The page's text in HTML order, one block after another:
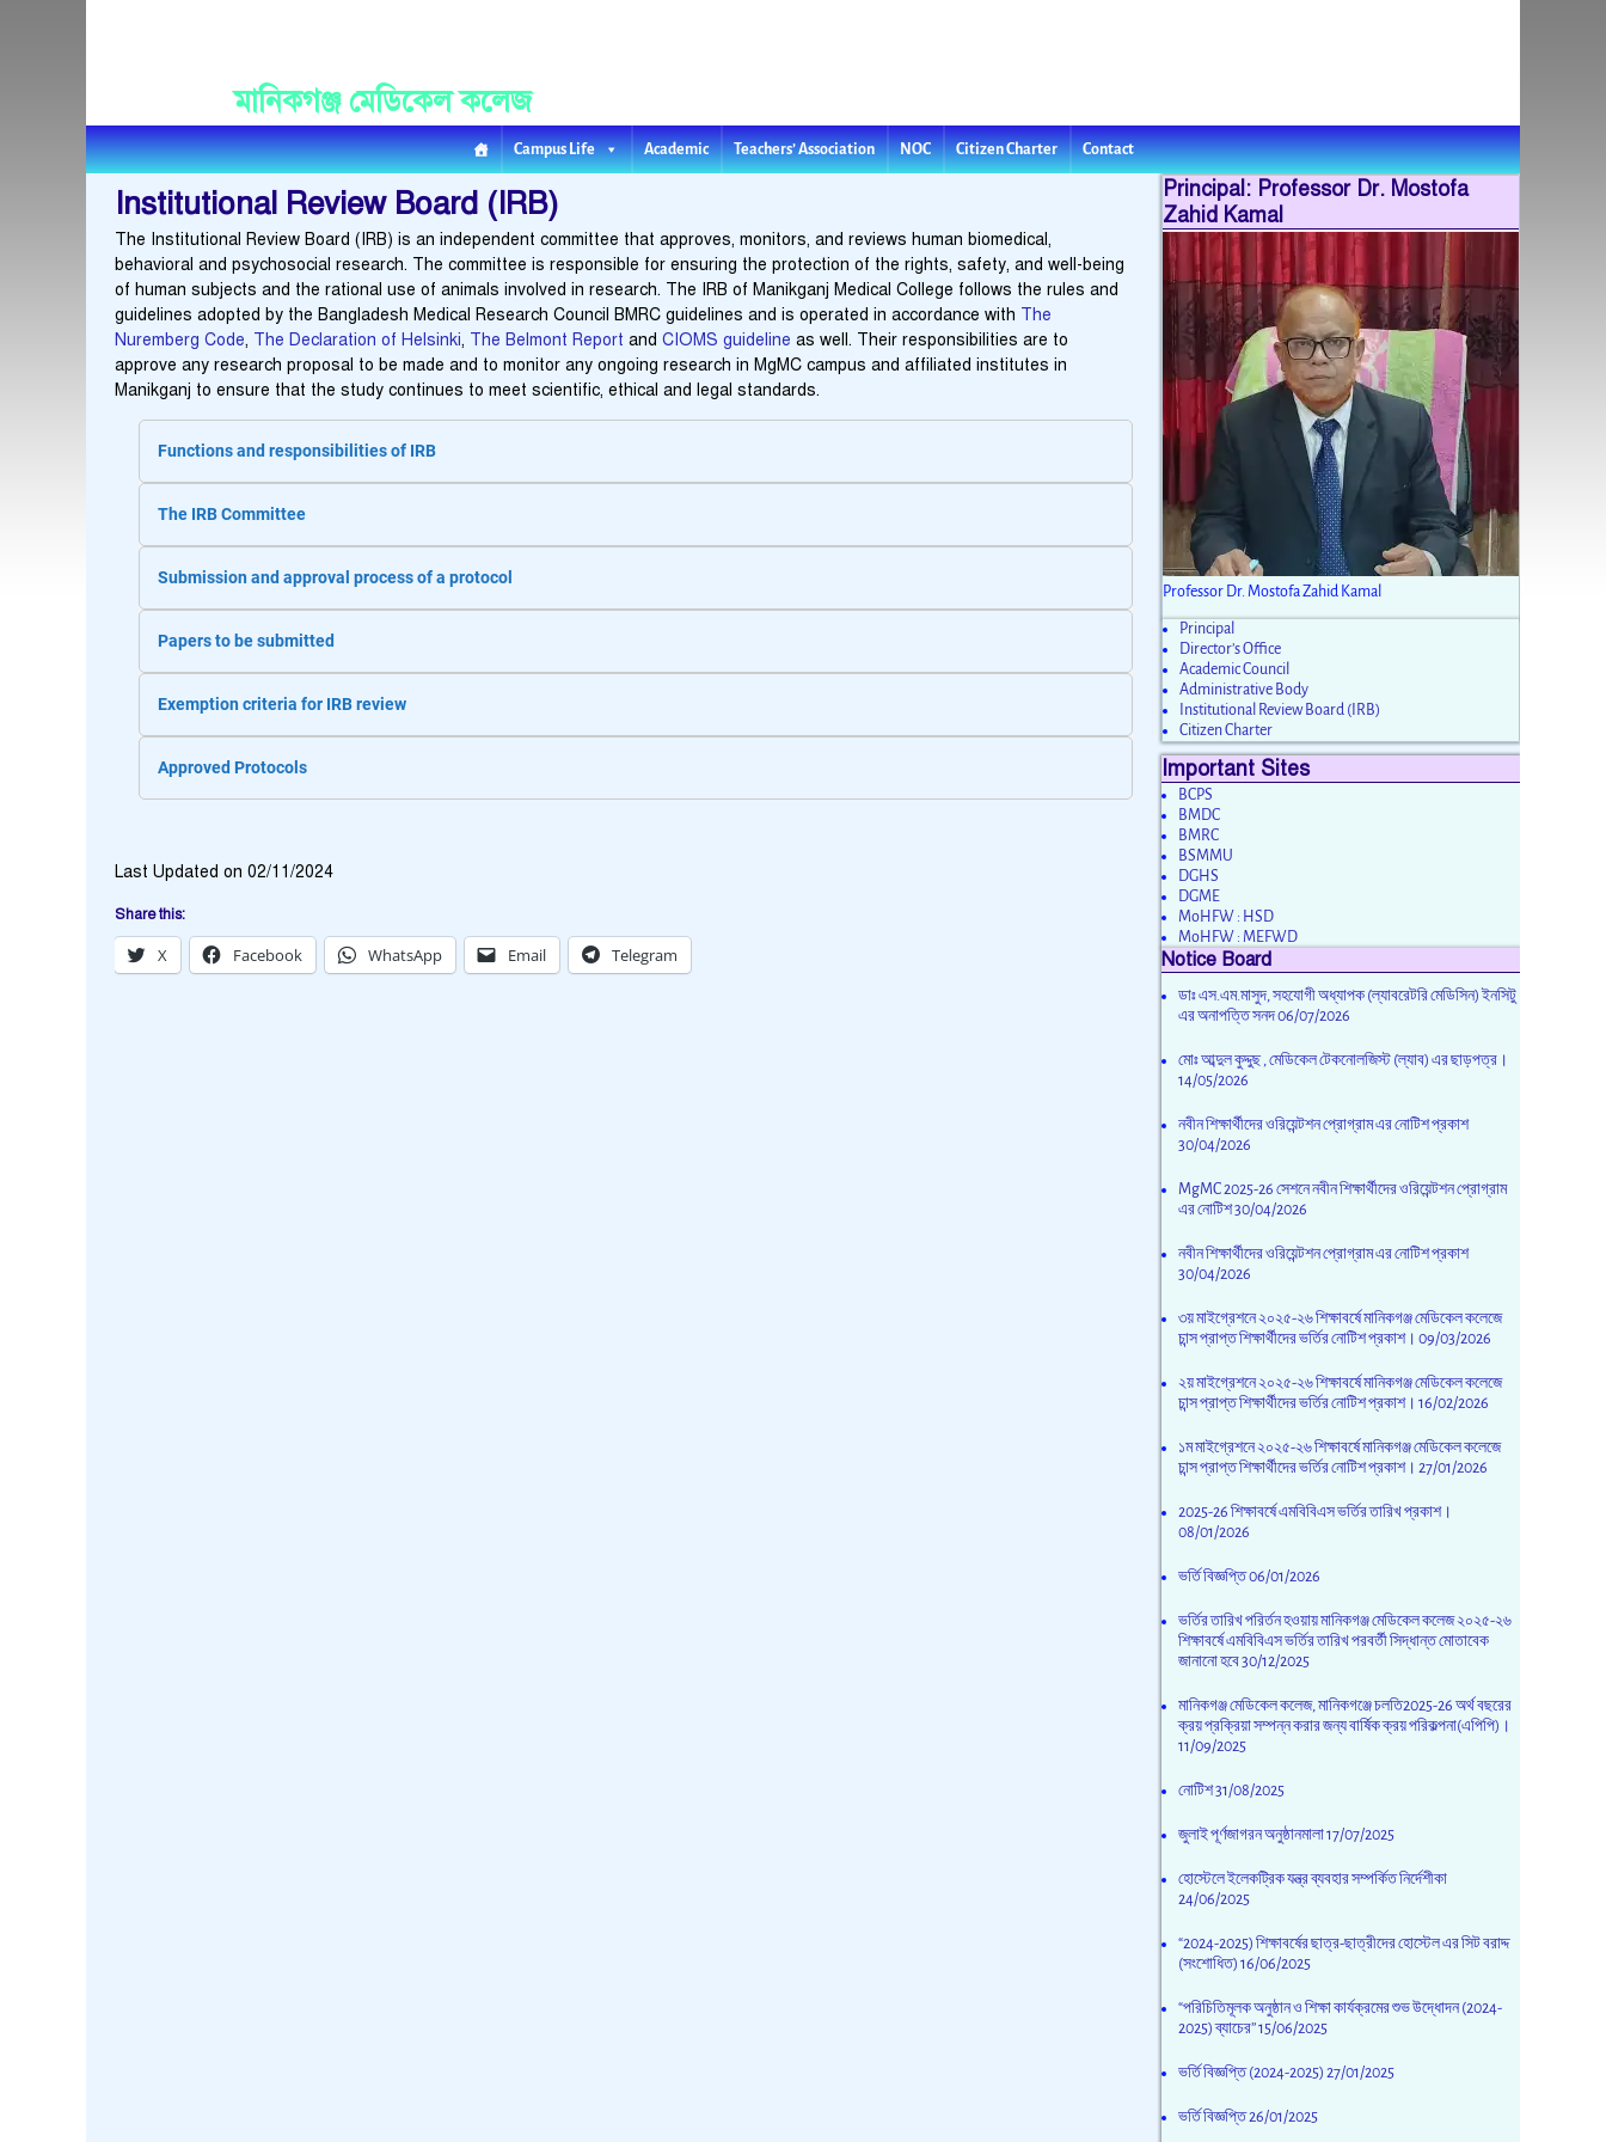
মানিকগঞ্জ মেডিকেল কলেজ
Campus Life Academic Teachers’ Association NOC Citizen Charter Contact
Institutional Review Board (IRB)
The Institutional Review Board (IRB) is an independent committee that approves, monitors, and reviews human biomedical,
behavioral and psychosocial research. The committee is responsible for ensuring the protection of the rights, safety, and well-being
of human subjects and the rational use of animals involved in research. The IRB of Manikganj Medical College follows the rules and
guidelines adopted by the Bangladesh Medical Research Council BMRC guidelines and is operated in accordance with The
Nuremberg Code, The Declaration of Helsinki, The Belmont Report and CIOMS guideline as well. Their responsibilities are to
approve any research proposal to be made and to monitor any ongoing research in MgMC campus and affiliated institutes in
Manikganj to ensure that the study continues to meet scientific, ethical and legal standards.
Functions and responsibilities of IRB
The IRB Committee
Submission and approval process of a protocol
Papers to be submitted
Exemption criteria for IRB review
Approved Protocols
Last Updated on 02/11/2024
Share this:
X Facebook WhatsApp Email Telegram
Principal: Professor Dr. Mostofa
Zahid Kamal
Professor Dr. Mostofa Zahid Kamal
Principal
Director’s Office
Academic Council
Administrative Body
Institutional Review Board (IRB)
Citizen Charter
Important Sites
BCPS
BMDC
BMRC
BSMMU
DGHS
DGME
MoHFW : HSD
MoHFW : MEFWD
Notice Board
ডাঃ এস.এম.মাসুদ, সহযোগী অধ্যাপক (ল্যাবরেটরি মেডিসিন) ইনসিটু
এর অনাপত্তি সনদ06/07/2026
মোঃ আব্দুল কুদ্দুছ , মেডিকেল টেকনোলজিস্ট (ল্যাব) এর ছাড়পত্র।
14/05/2026
নবীন শিক্ষার্থীদের ওরিয়েন্টশন প্রোগ্রাম এর নোটিশ প্রকাশ
30/04/2026
MgMC 2025-26 সেশনে নবীন শিক্ষার্থীদের ওরিয়েন্টশন প্রোগ্রাম
এর নোটিশ30/04/2026
নবীন শিক্ষার্থীদের ওরিয়েন্টশন প্রোগ্রাম এর নোটিশ প্রকাশ
30/04/2026
৩য় মাইগ্রেশনে ২০২৫-২৬ শিক্ষাবর্ষে মানিকগঞ্জ মেডিকেল কলেজে
চান্স প্রাপ্ত শিক্ষার্থীদের ভর্তির নোটিশ প্রকাশ। 09/03/2026
২য় মাইগ্রেশনে ২০২৫-২৬ শিক্ষাবর্ষে মানিকগঞ্জ মেডিকেল কলেজে
চান্স প্রাপ্ত শিক্ষার্থীদের ভর্তির নোটিশ প্রকাশ। 16/02/2026
১ম মাইগ্রেশনে ২০২৫-২৬ শিক্ষাবর্ষে মানিকগঞ্জ মেডিকেল কলেজে
চান্স প্রাপ্ত শিক্ষার্থীদের ভর্তির নোটিশ প্রকাশ। 27/01/2026
2025-26 শিক্ষাবর্ষে এমবিবিএস ভর্তির তারিখ প্রকাশ।
08/01/2026
ভর্তি বিজ্ঞপ্তি06/01/2026
ভর্তির তারিখ পরির্তন হওয়ায় মানিকগঞ্জ মেডিকেল কলেজ ২০২৫-২৬
শিক্ষাবর্ষে এমবিবিএস ভর্তির তারিখ পরবর্তী সিদ্ধান্ত মোতাবেক
জানানো হবে30/12/2025
মানিকগঞ্জ মেডিকেল কলেজ, মানিকগঞ্জে চলতি2025-26 অর্থ বছরের
ক্রয় প্রক্রিয়া সম্পন্ন করার জন্য বার্ষিক ক্রয় পরিকল্পনা(এপিপি)।
11/09/2025
নোটিশ31/08/2025
জুলাই পূর্ণজাগরন অনুষ্ঠানমালা17/07/2025
হোস্টেলে ইলেকট্রিক যন্ত্র ব্যবহার সম্পর্কিত নির্দেশীকা
24/06/2025
“2024-2025) শিক্ষাবর্ষের ছাত্র-ছাত্রীদের হোস্টেল এর সিট বরাদ্দ
(সংশোধিত) 16/06/2025
“পরিচিতিমূলক অনুষ্ঠান ও শিক্ষা কার্যক্রমের শুভ উদ্ধোদন (2024-
2025) ব্যাচের’’15/06/2025
ভর্তি বিজ্ঞপ্তি (2024-2025) 27/01/2025
ভর্তি বিজ্ঞপ্তি26/01/2025